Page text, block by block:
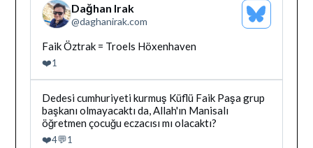
Dağhan Irak
@daghanirak.com
Bluesky
Profilini
Bluesky'da
Dağhan
Irak
tarafindan
yazilan
gonderiyi
goruntule
Faik Öztrak = Troels Höxenhaven
❤️1
Bluesky'da
Dağhan
Irak
tarafindan
Dedesi cumhuriyeti kurmuş Küflü Faik Paşa grup
başkanı olmayacaktı da, Allah'ın Manisalı
öğretmen çocuğu eczacısı mı olacaktı?
❤️4💬1